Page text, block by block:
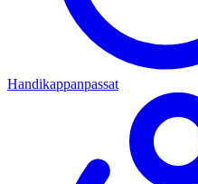
Handikappanpassat